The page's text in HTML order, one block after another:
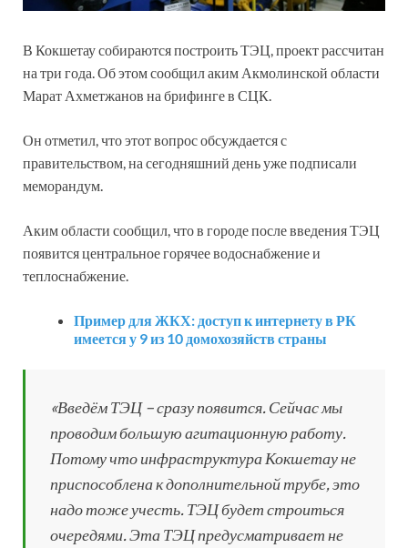
В Кокшетау собираются построить ТЭЦ, проект рассчитан
на три года. Об этом сообщил аким Акмолинской области
Марат Ахметжанов на брифинге в СЦК.
Он отметил, что этот вопрос обсуждается с
правительством, на сегодняшний день уже подписали
меморандум.
Аким области сообщил, что в городе после введения ТЭЦ
появится центральное горячее водоснабжение и
теплоснабжение.
Пример для ЖКХ: доступ к интернету в РК
имеется у 9 из 10 домохозяйств страны
«Введём ТЭЦ – сразу появится. Сейчас мы
проводим большую агитационную работу.
Потому что инфраструктура Кокшетау не
приспособлена к дополнительной трубе, это
надо тоже учесть. ТЭЦ будет строиться
очередями. Эта ТЭЦ предусматривает не